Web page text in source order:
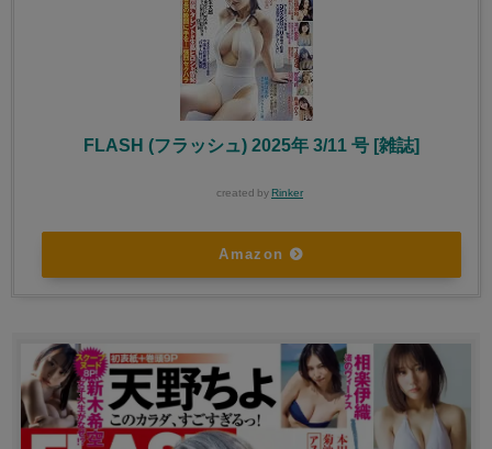
FLASH (フラッシュ) 2025年 3/11 号 [雑誌]
created by Rinker
Amazon